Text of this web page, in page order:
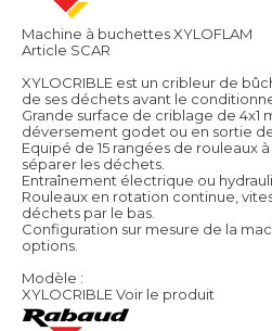
Machine à buchettes XYLOFLAM
Article SCAR
XYLOCRIBLE est un cribleur de
de ses déchets avant le
Grande surface de criblage de 4x1
déversement godet ou en sortie
Equipé de 15 rangées de rouleaux
séparer les déchets.
Entraînement électrique ou
Rouleaux en rotation continue,
déchets par le bas.
Configuration sur mesure de la
options.
Modèle :
XYLOCRIBLEVoir le produit